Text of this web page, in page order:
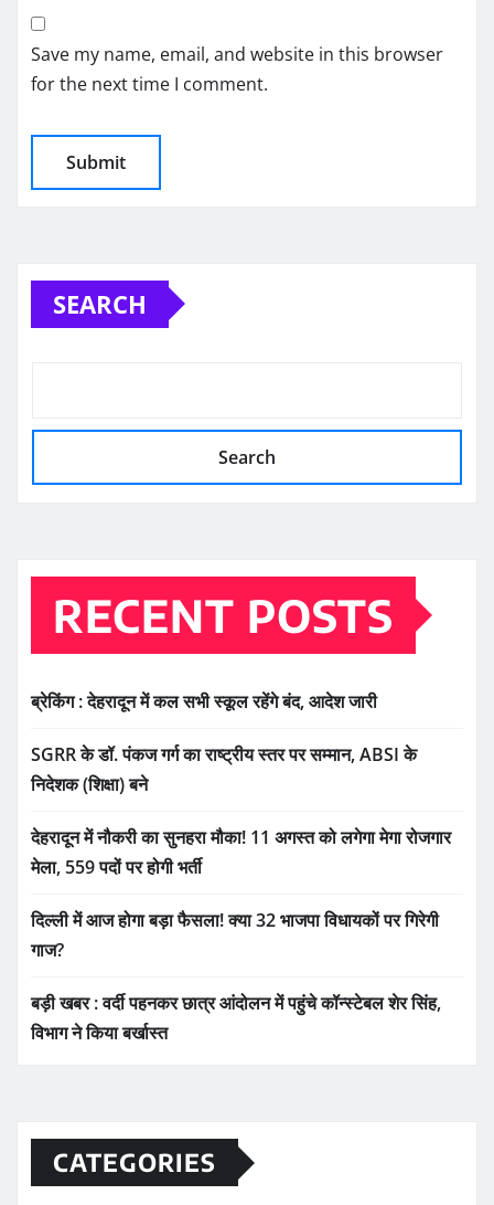
Save my name, email, and website in this browser
for the next time I comment.
SEARCH
Search
RECENT POSTS
ब्रेकिंग : देहरादून में कल सभी स्कूल रहेंगे बंद, आदेश जारी
SGRR के डॉ. पंकज गर्ग का राष्ट्रीय स्तर पर सम्मान, ABSI के
निदेशक (शिक्षा) बने
देहरादून में नौकरी का सुनहरा मौका! 11 अगस्त को लगेगा मेगा रोजगार
मेला, 559 पदों पर होगी भर्ती
दिल्ली में आज होगा बड़ा फैसला! क्या 32 भाजपा विधायकों पर गिरेगी
गाज?
बड़ी खबर : वर्दी पहनकर छात्र आंदोलन में पहुंचे कॉन्स्टेबल शेर सिंह,
विभाग ने किया बर्खास्त
CATEGORIES